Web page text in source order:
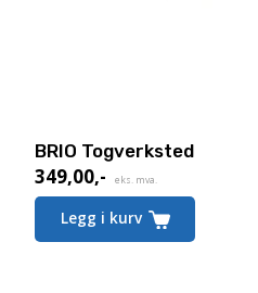
BRIO Togverksted
349,00,- eks. mva.
Legg i kurv